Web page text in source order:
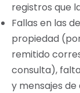
registros que
Fallas en las
propiedad
remitido
consulta),
y mensajes